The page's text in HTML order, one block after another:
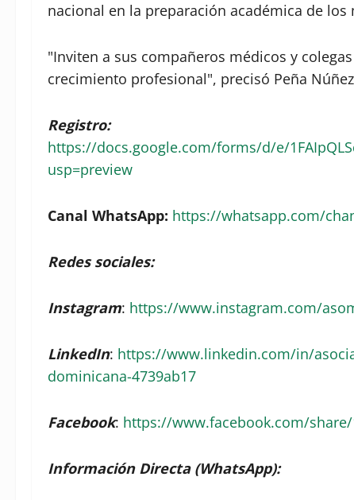
nacional en la preparación académica de los
"Inviten a sus compañeros médicos y
crecimiento profesional", precisó Peña
Registro:
https://docs.google.com/forms/d/e/
usp=preview
Canal WhatsApp: https://whatsapp.com/
Redes sociales:
Instagram: https://www.instagram.com/
LinkedIn: https://www.linkedin.com/in/
dominicana-4739ab17
Facebook: https://www.facebook.com/share/
Información Directa (WhatsApp):